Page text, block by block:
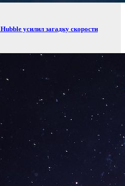
усилил загадку скорости